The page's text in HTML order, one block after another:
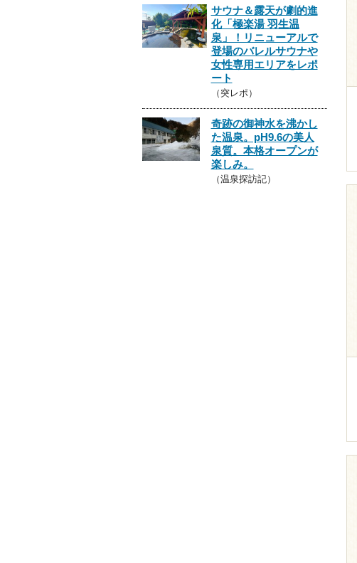
サウナ＆露天が劇的進
化「極楽湯 羽生温
泉」！リニューアルで
登場のバレルサウナや
女性専用エリアをレポ
ート
（突レポ）
奇跡の御神水を沸かし
た温泉。pH9.6の美人
泉質。本格オープンが
楽しみ。
（温泉探訪記）